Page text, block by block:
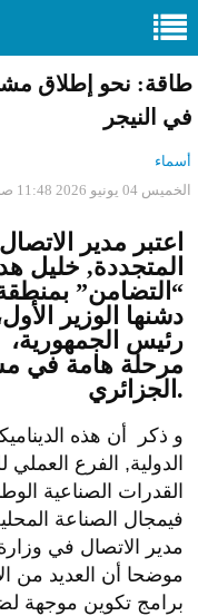
طاقة: نحو إطلاق
في النيجر
أسماء
الخميس 04 يونيو 2026 11:48 صباحاً
اعتبر مدير
المتجددة, خليل
“التضامن”
دشنها الوزير
رئيس الجمهورية،
مرحلة هامة في
الجزائري.
و ذكر أن هذه
الدولية, الفرع
القدرات الصناعية
فيمجال الصناعة
مدير الاتصال في
موضحا أن العديد من
برامج تكوين موجهة